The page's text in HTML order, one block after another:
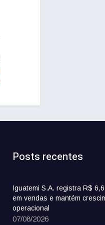
Posts recentes
Iguatemi S.A. registra R$
em vendas e mantém
operacional
07/08/2026